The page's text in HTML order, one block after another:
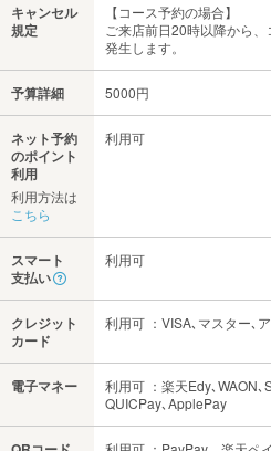
キャンセル
規定
【コース予約の場合】
ご来店前日20時以降から
発生します。
予算詳細 5000円
ネット予約
のポイント
利用
利用方法は
こちら
利用可
スマート
支払い
利用可
クレジット
カード
利用可 ：VISA､マスター､
電子マネー
利用可 ：楽天Edy､WAON､
QUICPay､ApplePay